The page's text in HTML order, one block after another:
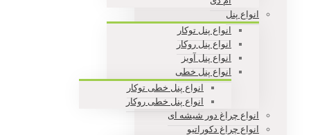
انواع پنل
انواع پنل توکار
انواع پنل روکار
انواع پنل آویز
انواع پنل خطی
انواع پنل خطی توکار
انواع پنل خطی روکار
انواع چراغ دور شیشه ای
انواع چراغ دکوراتیو